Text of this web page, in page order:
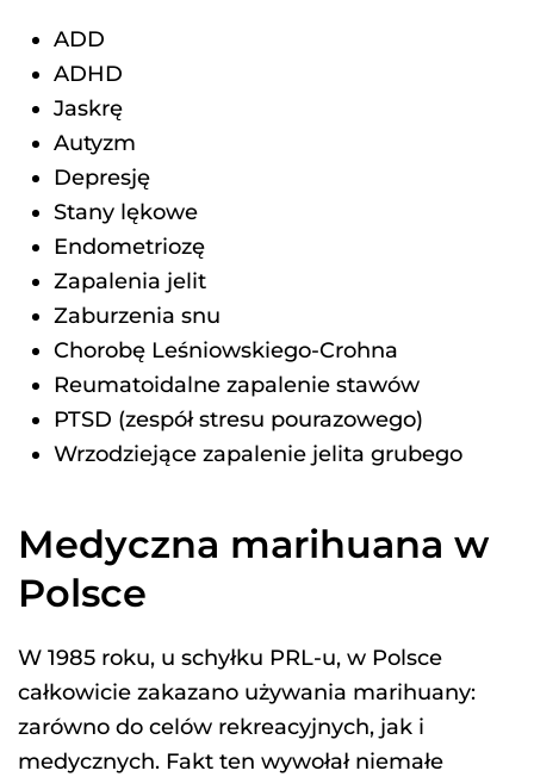
ADD
ADHD
Jaskrę
Autyzm
Depresję
Stany lękowe
Endometriozę
Zapalenia jelit
Zaburzenia snu
Chorobę Leśniowskiego-Crohna
Reumatoidalne zapalenie stawów
PTSD (zespół stresu pourazowego)
Wrzodziejące zapalenie jelita grubego
Medyczna marihuana w
Polsce
W 1985 roku, u schyłku PRL-u, w Polsce
całkowicie zakazano używania marihuany:
zarówno do celów rekreacyjnych, jak i
medycznych. Fakt ten wywołał niemałe